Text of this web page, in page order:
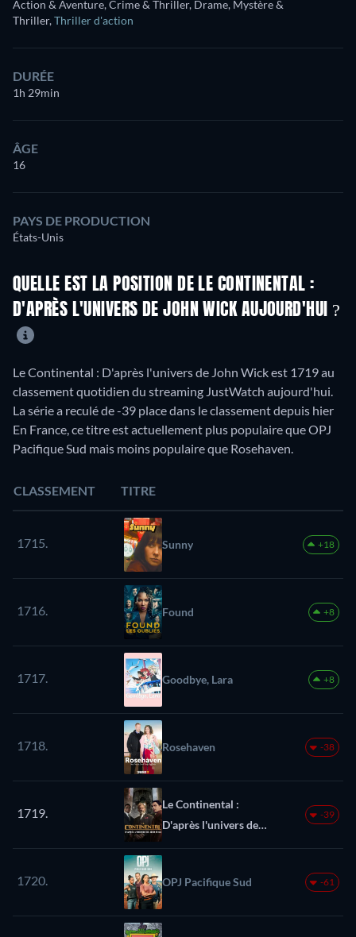
Action & Aventure, Crime & Thriller, Drame, Mystère &
Thriller,Thriller d'action
DURÉE
1h 29min
ÂGE
16
PAYS DE PRODUCTION
États-Unis
QUELLE EST LA POSITION DE LE CONTINENTAL :
D'APRÈS L'UNIVERS DE JOHN WICK AUJOURD'HUI ?
Le Continental : D'après l'univers de John Wick est 1719 au
classement quotidien du streaming JustWatch aujourd'hui.
La série a reculé de -39 place dans le classement depuis hier
En France, ce titre est actuellement plus populaire que OPJ
Pacifique Sud mais moins populaire que Rosehaven.
CLASSEMENT TITRE
1715. Sunny +18
1716. Found +8
1717. Goodbye, Lara +8
1718. Rosehaven -38
1719.
Le Continental :
D'après l'univers de
John Wick
-39
1720. OPJ Pacifique Sud -61